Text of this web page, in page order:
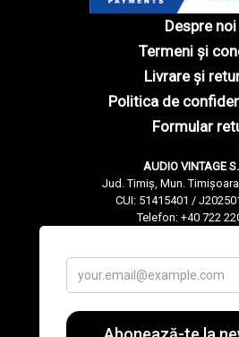
Despre noi
Termeni și
Livrare și
Politica de
Formular
AUDIO VINTAGE
Jud. Timiș, Mun.
CUI: 51415401 /
Telefon: +40 722